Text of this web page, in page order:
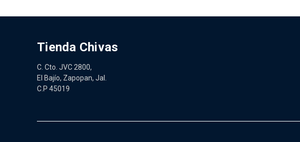
Tienda Chivas
C. Cto. JVC 2800,
El Bajío, Zapopan, Jal.
C.P 45019